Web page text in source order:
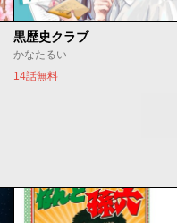
黒歴史クラブ
かなたるい
14話無料